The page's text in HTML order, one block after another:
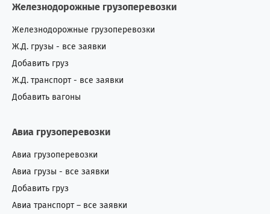
Железнодорожные грузоперевозки
Железнодорожные грузоперевозки
Ж.Д. грузы - все заявки
Добавить груз
Ж.Д. транспорт - все заявки
Добавить вагоны
Авиа грузоперевозки
Авиа грузоперевозки
Авиа грузы - все заявки
Добавить груз
Авиа транспорт – все заявки